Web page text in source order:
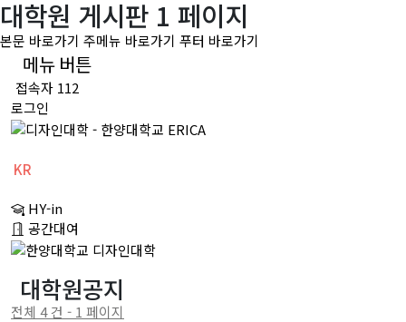
대학원 게시판 1 페이지
본문 바로가기 주메뉴 바로가기 푸터 바로가기
메뉴 버튼
접속자 112
로그인
KR
CH
EN
HY-in
공간대여
대학원공지
전체 4 건 - 1 페이지